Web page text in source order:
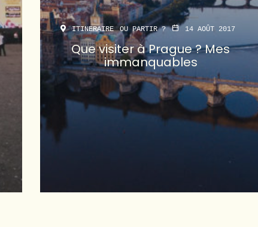
ITINERAIRE OU PARTIR ? 14 AOÛT 2017
Que visiter à Prague ? Mes
immanquables